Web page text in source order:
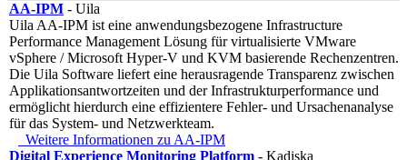
AA-IPM - Uila
Uila AA-IPM ist eine anwendungsbezogene Infrastructure
Performance Management Lösung für virtualisierte VMware
vSphere / Microsoft Hyper-V und KVM basierende Rechenzentren.
Die Uila Software liefert eine herausragende Transparenz zwischen
Applikationsantwortzeiten und der Infrastrukturperformance und
ermöglicht hierdurch eine effizientere Fehler- und Ursachenanalyse
für das System- und Netzwerkteam.
Weitere Informationen zu AA-IPM
Digital Experience Monitoring Platform - Kadiska